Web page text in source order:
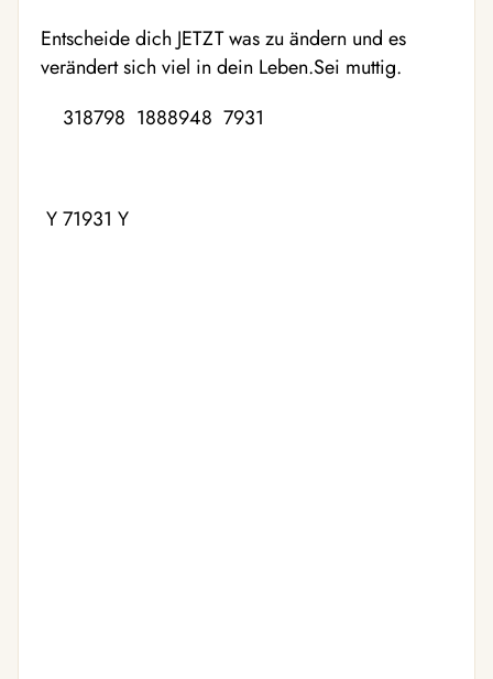
Entscheide dich JETZT was zu ändern und es
verändert sich viel in dein Leben.Sei muttig.
318798 1888948 7931
Y 71931 Y